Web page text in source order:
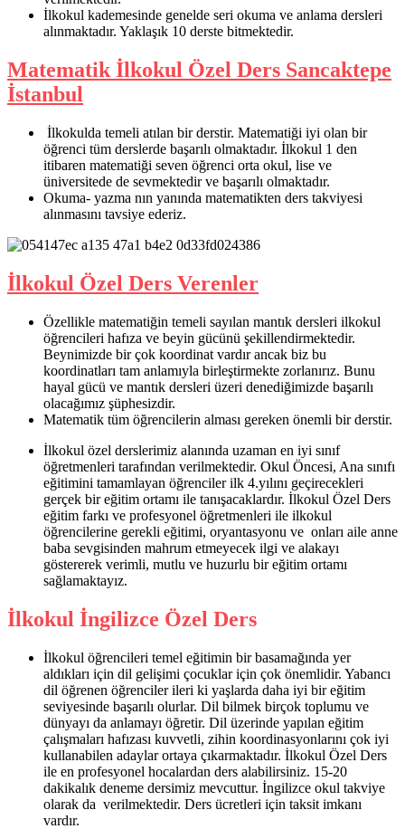
İlkokul kademesinde genelde seri okuma ve anlama dersleri
alınmaktadır. Yaklaşık 10 derste bitmektedir.
Matematik İlkokul Özel Ders Sancaktepe
İstanbul
İlkokulda temeli atılan bir derstir. Matematiği iyi olan bir
öğrenci tüm derslerde başarılı olmaktadır. İlkokul 1 den
itibaren matematiği seven öğrenci orta okul, lise ve
üniversitede de sevmektedir ve başarılı olmaktadır.
Okuma- yazma nın yanında matematikten ders takviyesi
alınmasını tavsiye ederiz.
İlkokul Özel Ders Verenler
Özellikle matematiğin temeli sayılan mantık dersleri ilkokul
öğrencileri hafıza ve beyin gücünü şekillendirmektedir.
Beynimizde bir çok koordinat vardır ancak biz bu
koordinatları tam anlamıyla birleştirmekte zorlanırız. Bunu
hayal gücü ve mantık dersleri üzeri denediğimizde başarılı
olacağımız şüphesizdir.
Matematik tüm öğrencilerin alması gereken önemli bir derstir.
İlkokul özel derslerimiz alanında uzaman en iyi sınıf
öğretmenleri tarafından verilmektedir. Okul Öncesi, Ana sınıfı
eğitimini tamamlayan öğrenciler ilk 4.yılını geçirecekleri
gerçek bir eğitim ortamı ile tanışacaklardır. İlkokul Özel Ders
eğitim farkı ve profesyonel öğretmenleri ile ilkokul
öğrencilerine gerekli eğitimi, oryantasyonu ve onları aile anne
baba sevgisinden mahrum etmeyecek ilgi ve alakayı
göstererek verimli, mutlu ve huzurlu bir eğitim ortamı
sağlamaktayız.
İlkokul İngilizce Özel Ders
İlkokul öğrencileri temel eğitimin bir basamağında yer
aldıkları için dil gelişimi çocuklar için çok önemlidir. Yabancı
dil öğrenen öğrenciler ileri ki yaşlarda daha iyi bir eğitim
seviyesinde başarılı olurlar. Dil bilmek birçok toplumu ve
dünyayı da anlamayı öğretir. Dil üzerinde yapılan eğitim
çalışmaları hafızası kuvvetli, zihin koordinasyonlarını çok iyi
kullanabilen adaylar ortaya çıkarmaktadır. İlkokul Özel Ders
ile en profesyonel hocalardan ders alabilirsiniz. 15-20
dakikalık deneme dersimiz mevcuttur. İngilizce okul takviye
olarak da verilmektedir. Ders ücretleri için taksit imkanı
vardır.